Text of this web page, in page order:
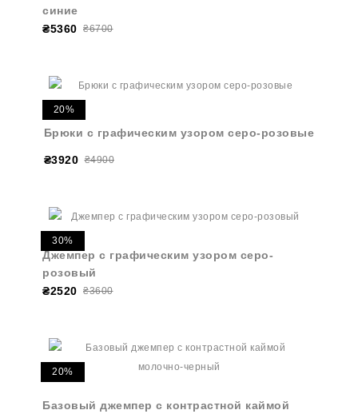
синие
₴5360 ₴6700
20%
Брюки с графическим узором серо-розовые
₴3920 ₴4900
30%
Джемпер с графическим узором серо-
розовый
₴2520 ₴3600
20%
Базовый джемпер с контрастной каймой